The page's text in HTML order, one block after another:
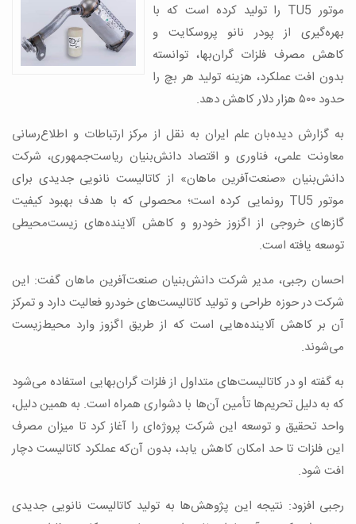
موتور TU5 را تولید کرده است که با
بهره‌گیری از پودر نانو پروسکایت و
کاهش مصرف فلزات گران‌بها، توانسته
بدون افت عملکرد، هزینه تولید هر بچ را
حدود ۵۰۰ هزار دلار کاهش دهد.
به گزارش دیده‌بان علم ایران به نقل از مرکز ارتباطات و اطلاع‌رسانی
معاونت علمی، فناوری و اقتصاد دانش‌بنیان ریاست‌جمهوری، شرکت
دانش‌بنیان «صنعت‌آفرین ماهان» از کاتالیست نانویی جدیدی برای
موتور TU5 رونمایی کرده است؛ محصولی که با هدف بهبود کیفیت
گازهای خروجی از اگزوز خودرو و کاهش آلاینده‌های زیست‌محیطی
توسعه یافته است.
احسان رجبی، مدیر شرکت دانش‌بنیان صنعت‌آفرین ماهان گفت: این
شرکت در حوزه طراحی و تولید کاتالیست‌های خودرو فعالیت دارد و تمرکز
آن بر کاهش آلاینده‌هایی است که از طریق اگزوز وارد محیط‌زیست
می‌شوند.
به گفته او در کاتالیست‌های متداول از فلزات گران‌بهایی استفاده می‌شود
که به دلیل تحریم‌ها تأمین آن‌ها با دشواری همراه است. به همین دلیل،
واحد تحقیق و توسعه این شرکت پروژه‌ای را آغاز کرد تا میزان مصرف
این فلزات تا حد امکان کاهش یابد، بدون آن‌که عملکرد کاتالیست دچار
افت شود.
رجبی افزود: نتیجه این پژوهش‌ها به تولید کاتالیست نانویی جدیدی